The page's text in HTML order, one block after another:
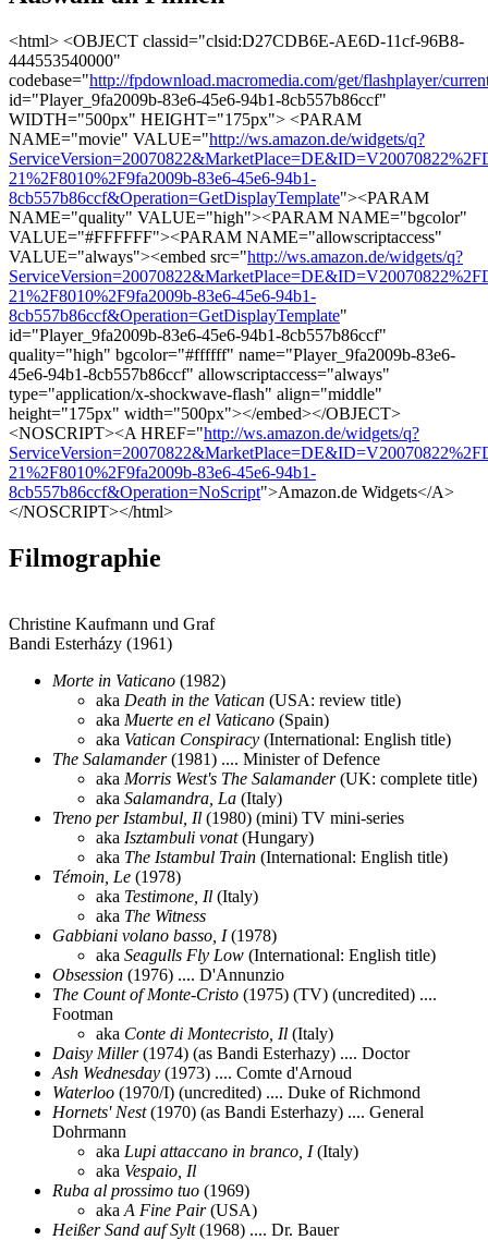
<html> <OBJECT classid="clsid:D27CDB6E-AE6D-11cf-96B8-
444553540000"
codebase="http://fpdownload.macromedia.com/get/flashplayer/
id="Player_9fa2009b-83e6-45e6-94b1-8cb557b86ccf"
WIDTH="500px" HEIGHT="175px"> <PARAM
NAME="movie" VALUE="http://ws.amazon.de/widgets/q?
21%2F8010%2F9fa2009b-83e6-45e6-94b1-
8cb557b86ccf&Operation=GetDisplayTemplate"><PARAM
NAME="quality" VALUE="high"><PARAM NAME="bgcolor"
VALUE="#FFFFFF"><PARAM NAME="allowscriptaccess"
VALUE="always"><embed src="http://ws.amazon.de/widgets/q?
21%2F8010%2F9fa2009b-83e6-45e6-94b1-
8cb557b86ccf&Operation=GetDisplayTemplate"
id="Player_9fa2009b-83e6-45e6-94b1-8cb557b86ccf"
quality="high" bgcolor="#ffffff" name="Player_9fa2009b-83e6-
45e6-94b1-8cb557b86ccf" allowscriptaccess="always"
type="application/x-shockwave-flash" align="middle"
height="175px" width="500px"></embed></OBJECT>
<NOSCRIPT><A HREF="http://ws.amazon.de/widgets/q?
21%2F8010%2F9fa2009b-83e6-45e6-94b1-
8cb557b86ccf&Operation=NoScript">Amazon.de Widgets</A>
</NOSCRIPT></html>
Filmographie
Christine Kaufmann und Graf
Bandi Esterházy (1961)
Morte in Vaticano (1982)
aka Death in the Vatican (USA: review title)
aka Muerte en el Vaticano (Spain)
aka Vatican Conspiracy (International: English title)
The Salamander(1981) .... Minister of Defence
aka Morris West's The Salamander(UK: complete title)
aka Salamandra, La (Italy)
Treno per Istambul, Il (1980) (mini) TV mini-series
aka Isztambuli vonat(Hungary)
aka The Istambul Train (International: English title)
Témoin, Le (1978)
aka Testimone, Il (Italy)
aka The Witness
Gabbiani volano basso, I(1978)
aka Seagulls Fly Low (International: English title)
Obsession (1976) .... D'Annunzio
The Count of Monte-Cristo (1975) (TV) (uncredited) ....
Footman
aka Conte di Montecristo, Il (Italy)
Daisy Miller(1974) (as Bandi Esterhazy) .... Doctor
Ash Wednesday (1973) .... Comte d'Arnoud
Waterloo (1970/I) (uncredited) .... Duke of Richmond
Hornets' Nest(1970) (as Bandi Esterhazy) .... General
Dohrmann
aka Lupi attaccano in branco, I(Italy)
aka Vespaio, Il
Ruba al prossimo tuo (1969)
aka A Fine Pair(USA)
Heißer Sand auf Sylt(1968) .... Dr. Bauer